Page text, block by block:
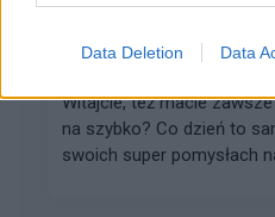
Data Deletion Data
Witajcie, też macie
na szybko? Co dzień to
swoich super pomysłach